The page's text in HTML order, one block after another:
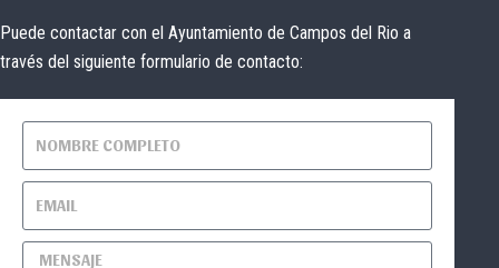
Puede contactar con el Ayuntamiento de Campos del Rio a
través del siguiente formulario de contacto: